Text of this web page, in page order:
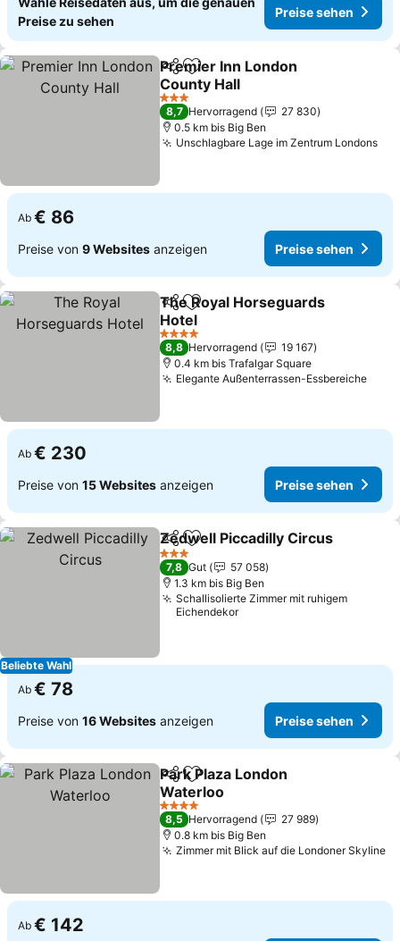
Preise zu sehen
Preise sehen
TeilenZu Favoriten hinzufügen
Premier Inn London
County Hall
3 Sterne
8,7 Hervorragend
27 830
0.5 km bis Big Ben
Unschlagbare Lage im Zentrum Londons
Ab € 86
Preise von 9 Websites anzeigen Preise sehen
TeilenZu Favoriten hinzufügen
The Royal Horseguards
Hotel
4 Sterne
8,8 Hervorragend
19 167
0.4 km bis Trafalgar Square
Elegante Außenterrassen-Essbereiche
Ab € 230
Preise von 15 Websites anzeigen Preise sehen
Beliebte Wahl
TeilenZu Favoriten hinzufügen
Zedwell Piccadilly Circus
3 Sterne
7,8 Gut
57 058
1.3 km bis Big Ben
Schallisolierte Zimmer mit ruhigem
Eichendekor
Ab € 78
Preise von 16 Websites anzeigen Preise sehen
TeilenZu Favoriten hinzufügen
Park Plaza London
Waterloo
4 Sterne
8,5 Hervorragend
27 989
0.8 km bis Big Ben
Zimmer mit Blick auf die Londoner Skyline
Ab € 142